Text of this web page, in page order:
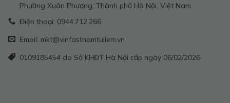
Phường Xuân Phương, Thành phố Hà Nội, Việt Nam
Điện thoại: 0944.712.266
Email: mkt@vinfastnamtuliem.vn
0109185454 do Sở KHĐT Hà Nội cấp ngày 06/02/2026